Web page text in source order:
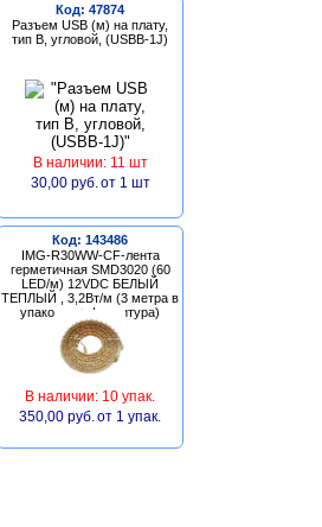
Код: 47874
Разъем USB (м) на плату,
тип В, угловой, (USBB-1J)
В наличии: 11 шт
30,00 руб. от 1 шт
Код: 143486
IMG-R30WW-CF-лента
герметичная SMD3020 (60
LED/м) 12VDC БЕЛЫЙ
ТЕПЛЫЙ , 3,2Вт/м (3 метра в
упаковке + фурнитура)
В наличии: 10 упак.
350,00 руб. от 1 упак.